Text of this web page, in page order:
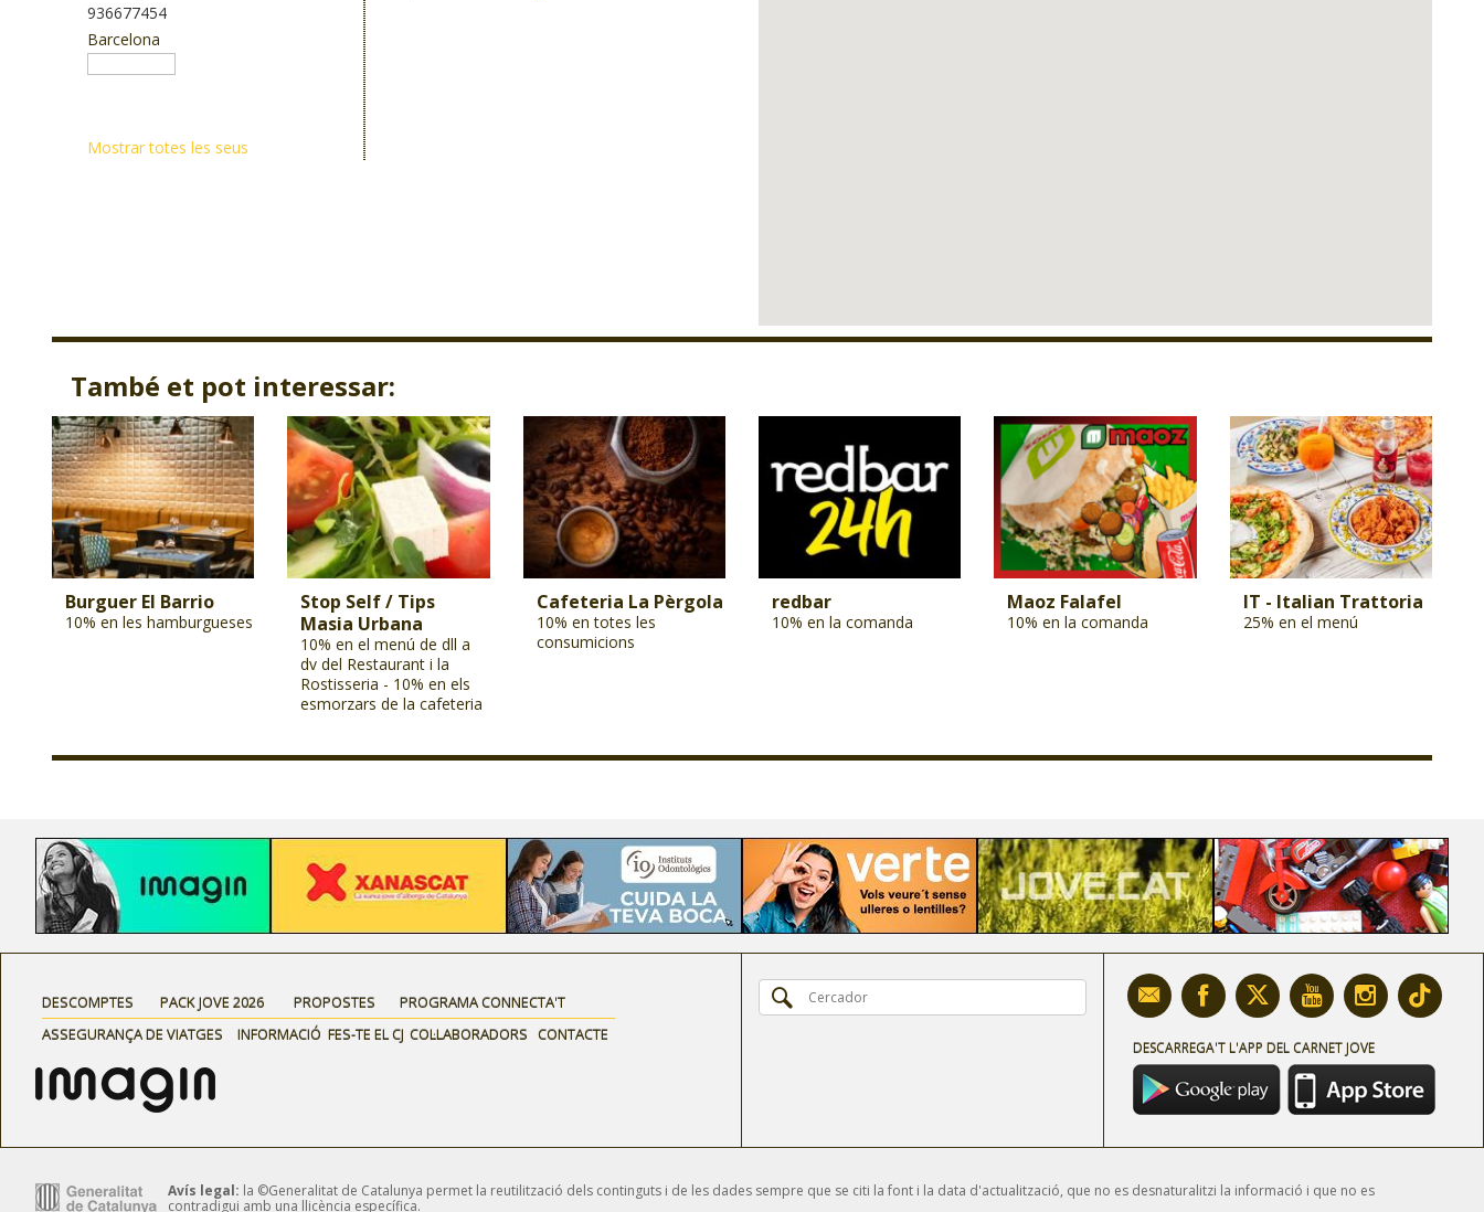
936677454
Barcelona
Mostrar totes les seus
També et pot interessar:
Burguer El Barrio
10% en les hamburgueses
Stop Self / Tips
Masia Urbana
10% en el menú de dll a
dv del Restaurant i la
Rostisseria - 10% en els
esmorzars de la cafeteria
Cafeteria La Pèrgola
10% en totes les
consumicions
redbar
10% en la comanda
Maoz Falafel
10% en la comanda
IT - Italian Trattoria
25% en el menú
DESCOMPTES PACK JOVE 2026 PROPOSTES
PROGRAMA CONNECTA'T
ASSEGURANÇA DE VIATGES
INFORMACIÓ FES-TE EL CJ COL·LABORADORS CONTACTE
DESCARREGA'T L'APP DEL CARNET JOVE
Avís legal: la ©Generalitat de Catalunya permet la reutilització dels continguts i de les dades sempre que se citi la font i la data d'actualització, que no es desnaturalitzi la informació i que no es
contradigui amb una llicència específica.